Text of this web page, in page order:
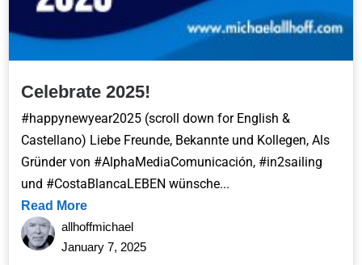
Celebrate 2025!
#happynewyear2025 (scroll down for English &
Castellano) Liebe Freunde, Bekannte und Kollegen, Als
Gründer von #AlphaMediaComunicación, #in2sailing
und #CostaBlancaLEBEN wünsche...
Read More
allhoffmichael
January 7, 2025